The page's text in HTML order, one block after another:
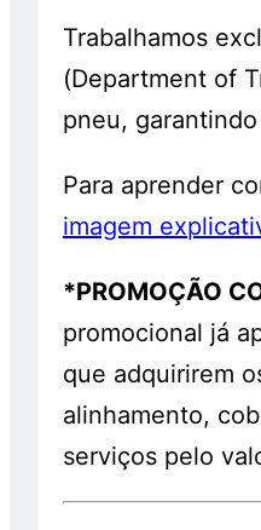
Trabalhamos
(Department of
pneu,
Para aprender
imagem
*PROMOÇÃO
promocional já
que adquirirem
alinhamento,
serviços pelo